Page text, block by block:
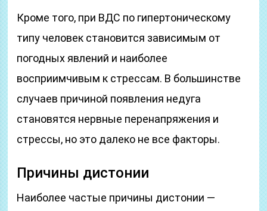
Кроме того, при ВДС по гипертоническому
типу человек становится зависимым от
погодных явлений и наиболее
восприимчивым к стрессам. В большинстве
случаев причиной появления недуга
становятся нервные перенапряжения и
стрессы, но это далеко не все факторы.
Причины дистонии
Наиболее частые причины дистонии —